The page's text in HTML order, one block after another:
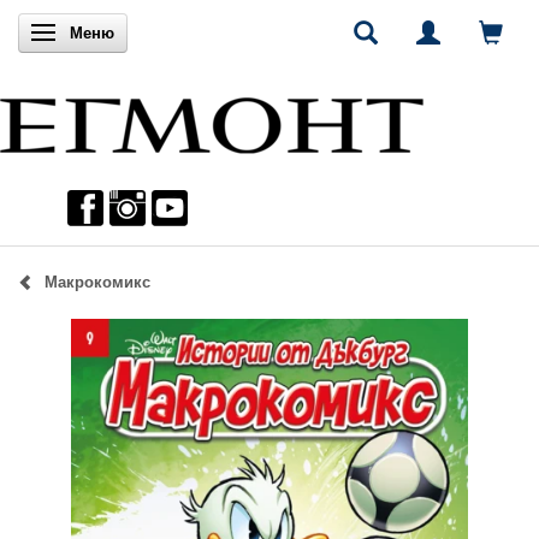
Включи навигацията
Меню
Макрокомикс